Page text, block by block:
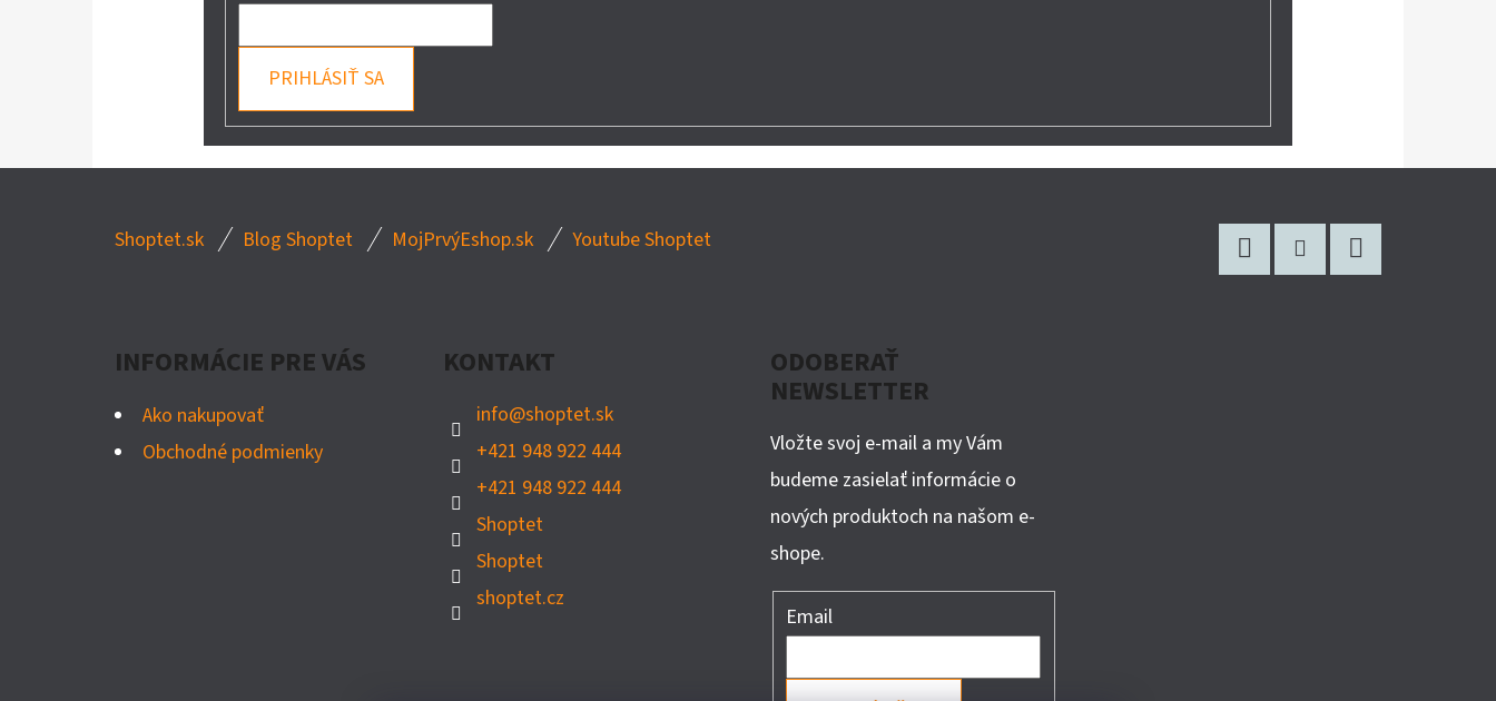
PRIHLÁSIŤ SA
Shoptet.sk Blog Shoptet MojPrvýEshop.sk
Youtube Shoptet
INFORMÁCIE PRE VÁS
Ako nakupovať
Obchodné podmienky
KONTAKT
info@shoptet.sk
+421 948 922 444
+421 948 922 444
Shoptet
Shoptet
shoptet.cz
ODOBERAŤ
NEWSLETTER
Vložte svoj e-mail a my Vám
budeme zasielať informácie o
nových produktoch na našom e-
shope.
Email